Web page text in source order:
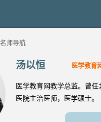
名师导航
汤以恒 医学教育
医学教育网教学总监。曾任
医院主治医师，医学硕士。